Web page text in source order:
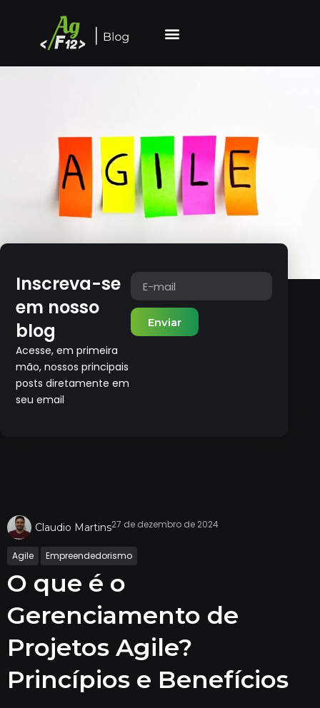
Inscreva-se
em nosso
blog
Acesse, em primeira
mão, nossos principais
posts diretamente em
seu email
Enviar
Claudio Martins27 de dezembro de 2024
Agile Empreendedorismo
O que é o
Gerenciamento de
Projetos Agile?
Princípios e Benefícios